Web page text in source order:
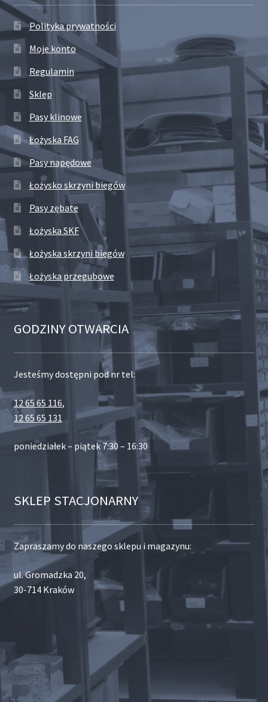
Polityka prywatności
Moje konto
Regulamin
Sklep
Pasy klinowe
Łożyska FAG
Pasy napędowe
Łożysko skrzyni biegów
Pasy zębate
Łożyska SKF
Łożyska skrzyni biegów
Łożyska przegubowe
GODZINY OTWARCIA
Jesteśmy dostępni pod nr tel:
12 65 65 116,
12 65 65 131
poniedziałek – piątek 7:30 – 16:30
SKLEP STACJONARNY
Zapraszamy do naszego sklepu i magazynu:
ul. Gromadzka 20,
30-714 Kraków